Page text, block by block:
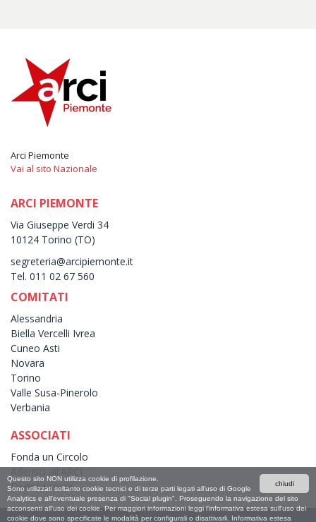
chiudi
Questo sito NON utilizza cookie di profilazione.
Sono utilizzati soltanto cookie tecnici e di terze parti legati all'uso di Google
Analytics e all'eventuale presenza di "Social plugin". Proseguendo la navigazione del sito
acconsenti all'uso dei cookie. Per maggiori informazioni leggi l'informativa estesa sull'uso dei
cookie dove sono specificate le modalità per configurali o disattivarli. Informativa estesa
Arci Piemonte
Vai al sito Nazionale
ARCI PIEMONTE
Via Giuseppe Verdi 34
10124 Torino (TO)
segreteria@arcipiemonte.it
Tel. 011 02 67 560
COMITATI
Alessandria
Biella Vercelli Ivrea
Cuneo Asti
Novara
Torino
Valle Susa-Pinerolo
Verbania
ASSOCIATI
Fonda un Circolo
Aderisci all'ARCI
Diventa sociə